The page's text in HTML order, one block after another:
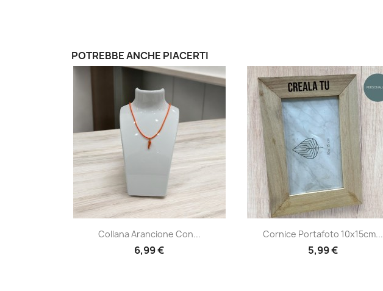
POTREBBE ANCHE PIACERTI
Anteprima
Collana Arancione Con...
6,99 €
Anteprima
Cornice Portafoto 10x15cm...
5,99 €